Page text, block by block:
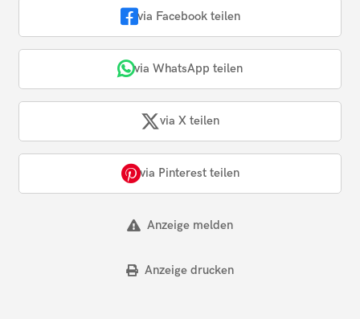
via Facebook teilen
via WhatsApp teilen
via X teilen
via Pinterest teilen
Anzeige melden
Anzeige drucken